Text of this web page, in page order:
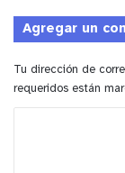
y tú, ¿qué
Agregar un
Tu dirección de
requeridos están